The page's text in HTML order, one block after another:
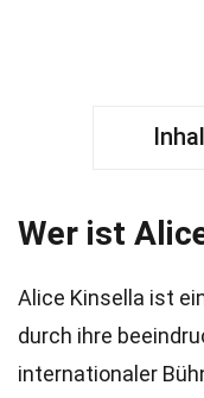
Wer ist
Alice Kinsella ist
durch ihre
internationaler